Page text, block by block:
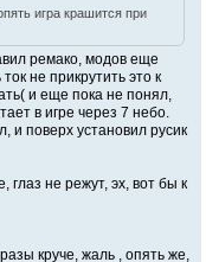
игра крашится при
ремако, модов еще
не прикрутить это к
и еще пока не понял,
в игре через 7 небо.
и поверх установил русик
глаз не режут, эх, вот бы к
круче, жаль , опять же,